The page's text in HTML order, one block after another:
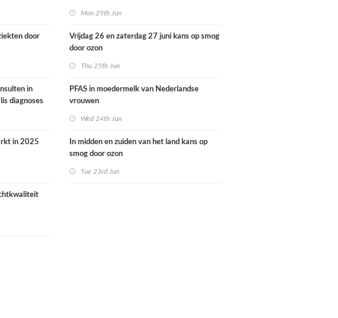
door
in
diagnoses
in 2025
Mon 29th Jun
Vrijdag 26 en zaterdag 27 juni kans op smog
door ozon
Thu 25th Jun
PFAS in moedermelk van Nederlandse
vrouwen
Wed 24th Jun
In midden en zuiden van het land kans op
smog door ozon
Tue 23rd Jun